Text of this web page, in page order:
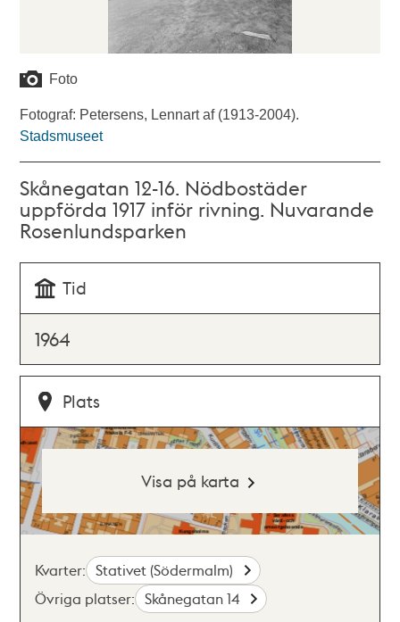
Foto
Fotograf: Petersens, Lennart af (1913-2004).
Stadsmuseet
Skånegatan 12-16. Nödbostäder
uppförda 1917 inför rivning. Nuvarande
Rosenlundsparken
Tid
1964
Plats
Visa på karta
Kvarter: Stativet (Södermalm)
Övriga platser: Skånegatan 14